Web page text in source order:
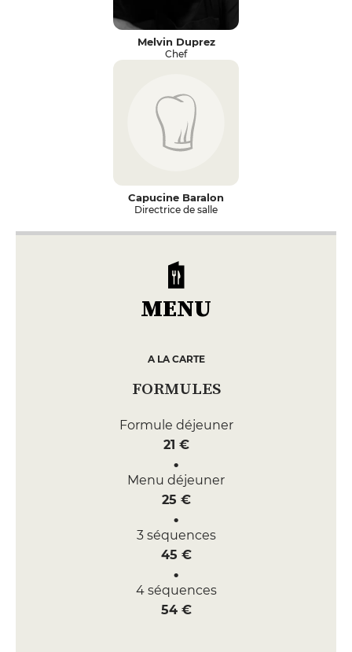
Melvin Duprez
Chef
Capucine Baralon
Directrice de salle
MENU
A LA CARTE
FORMULES
Formule déjeuner
21 €
Menu déjeuner
25 €
3 séquences
45 €
4 séquences
54 €